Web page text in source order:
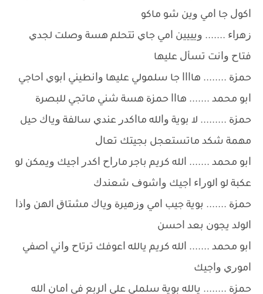
ﺍﻛﻮﻝ ﺟﺎ ﺍﻣﻲ ﻭﻳﻦ ﺷﻮ ﻣﺎﻛﻮ
ﺯﻫﺮﺍﺀ ....... ﻭﻳﻴﻴﻴﻦ ﺍﻣﻲ ﺟﺎﻱ ﺗﺘﺤﻠﻢ ﻫﺴﺔ ﻭﺻﻠﺖ ﻟﺠﺪﻱ
ﻓﺘﺎﺡ ﻭﺍﻧﺖ ﺗﺴﺄﻝ ﻋﻠﻴﻬﺎ
ﺣﻤﺰﺓ ........ ﻫﺎﺍﺍﺍ ﺟﺎ ﺳﻠﻤﻮﻟﻲ ﻋﻠﻴﻬﺎ ﻭﺍﻧﻄﻴﻨﻲ ﺍﺑﻮﻱ ﺍﺣﺎﺟﻲ
ﺍﺑﻮ ﻣﺤﻤﺪ ....... ﻫﺎﺍﺍ ﺣﻤﺰﺓ ﻫﺴﺔ ﺷﻨﻲ ﻣﺎﺗﺠﻲ ﻟﻠﺒﺼﺮﺓ
ﺣﻤﺰﺓ ......... ﻻ ﺑﻮﻳﺔ ﻭﺍﻟﻠﻪ ﻣﺎﺍﻛﺪﺭ ﻋﻨﺪﻱ ﺳﺎﻟﻔﺔ ﻭﻳﺎﻙ ﺣﻴﻞ
ﻣﻬﻤﺔ ﺷﻜﺪ ﻣﺎﺗﺴﺘﻌﺠﻞ ﺑﺠﻴﺘﻚ ﺗﻌﺎﻝ
ﺍﺑﻮ ﻣﺤﻤﺪ ....... ﺍﻟﻠﻪ ﻛﺮﻳﻢ ﺑﺎﺟﺮ ﻣﺎﺭﺍﺡ ﺍﻛﺪﺭ ﺍﺟﻴﻚ ﻭﻳﻤﻜﻦ ﻟﻮ
ﻋﻜﺒﺔ ﻟﻮ ﺍﻟﻮﺭﺍﺀ ﺍﺟﻴﻚ ﻭﺍﺷﻮﻑ ﺷﻌﻨﺪﻙ
ﺣﻤﺰﺓ ....... ﺑﻮﻳﺔ ﺟﻴﺐ ﺍﻣﻲ ﻭﺯﻫﻴﺮﺓ ﻭﻳﺎﻙ ﻣﺸﺘﺎﻕ ﺍﻟﻬﻦ ﻭﺍﺫﺍ
ﺍﻟﻮﻟﺪ ﻳﺠﻮﻥ ﺑﻌﺪ ﺍﺣﺴﻦ
ﺍﺑﻮ ﻣﺤﻤﺪ ....... ﺍﻟﻠﻪ ﻛﺮﻳﻢ ﻳﺎﻟﻠﻪ ﺍﻋﻮﻓﻚ ﺗﺮﺗﺎﺡ ﻭﺍﻧﻲ ﺍﺻﻔﻲ
ﺍﻣﻮﺭﻱ ﻭﺍﺟﻴﻚ
ﺣﻤﺰﺓ ........ ﻳﺎﻟﻠﻪ ﺑﻮﻳﺔ ﺳﻠﻤﻠﻲ ﻋﻠﻰ ﺍﻟﺮﺑﻊ ﻓﻲ ﺍﻣﺎﻥ ﺍﻟﻠﻪ